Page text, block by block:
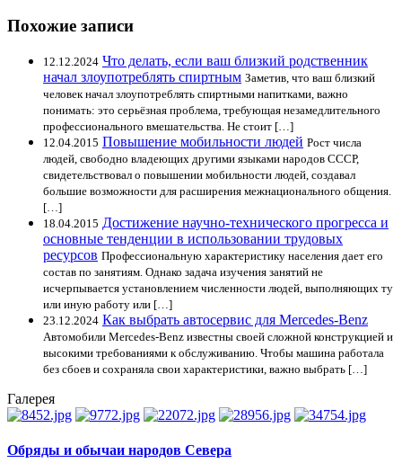
Похожие записи
12.12.2024 Что делать, если ваш близкий родственник
начал злоупотреблять спиртным Заметив, что ваш близкий
человек начал злоупотреблять спиртными напитками, важно
понимать: это серьёзная проблема, требующая незамедлительного
профессионального вмешательства. Не стоит […]
12.04.2015 Повышение мобильности людей Рост числа
людей, свободно владеющих другими языками народов СССР,
свидетельствовал о повышении мобильности людей, создавал
большие возможности для расширения межнационального общения.
[…]
18.04.2015 Достижение научно-технического прогресса и
основные тенденции в использовании трудовых
ресурсов Профессиональную характеристику населения дает его
состав по занятиям. Однако задача изучения занятий не
исчерпывается установлением численности людей, выполняющих ту
или иную работу или […]
23.12.2024 Как выбрать автосервис для Mercedes-Benz
Автомобили Mercedes-Benz известны своей сложной конструкцией и
высокими требованиями к обслуживанию. Чтобы машина работала
без сбоев и сохраняла свои характеристики, важно выбрать […]
Галерея
Обряды и обычаи народов Севера